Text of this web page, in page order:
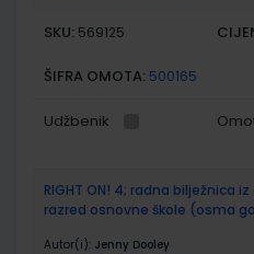
SKU: 569125
ŠIFRA OMOTA: 500165
Udžbenik
RIGHT ON! 4; radna bilježnica
razred osnovne škole (osma
Autor(i): Jenny Dooley